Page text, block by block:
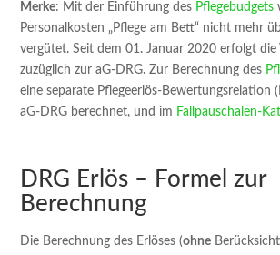
Merke: Mit der Einführung des Pflegebudgets
Personalkosten „Pflege am Bett“ nicht mehr
vergütet. Seit dem 01. Januar 2020 erfolgt die
zuzüglich zur aG-DRG. Zur Berechnung des
eine separate Pflegeerlös-Bewertungsrelation
aG-DRG berechnet, und im Fallpauschalen-
DRG Erlös – Formel zur
Berechnung
Die Berechnung des Erlöses (ohne